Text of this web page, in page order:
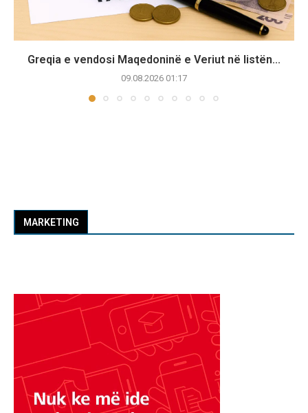
Greqia e vendosi Maqedoninë e Veriut në listën...
09.08.2026 01:17
MARKETING